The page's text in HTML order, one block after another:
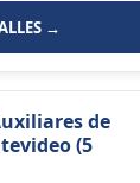
→
de
(5